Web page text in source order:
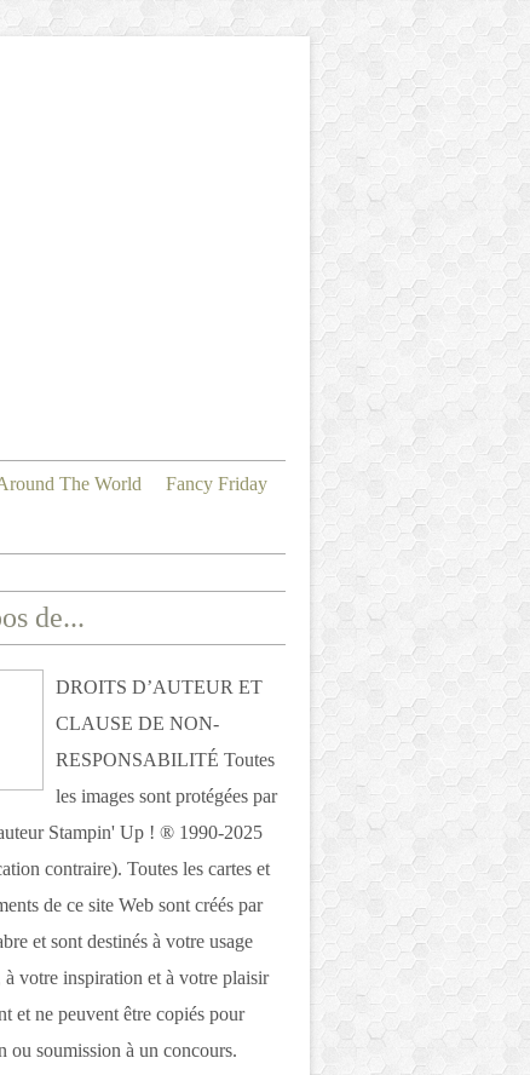
The World Fancy Friday
de...
DROITS D’AUTEUR ET
CLAUSE DE NON-
RESPONSABILITÉ Toutes
les images sont protégées par
Stampin' Up ! ® 1990-2025
contraire). Toutes les cartes et
de ce site Web sont créés par
et sont destinés à votre usage
à votre inspiration et à votre plaisir
et ne peuvent être copiés pour
ou soumission à un concours.